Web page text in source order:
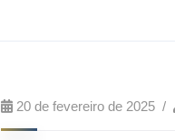
20 de fevereiro de 2025